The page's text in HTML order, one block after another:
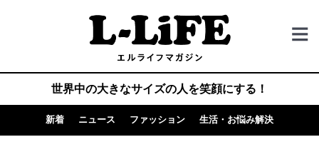
世界中の大きなサイズの人を笑顔にする！
新着 ニュース ファッション 生活・お悩み解決